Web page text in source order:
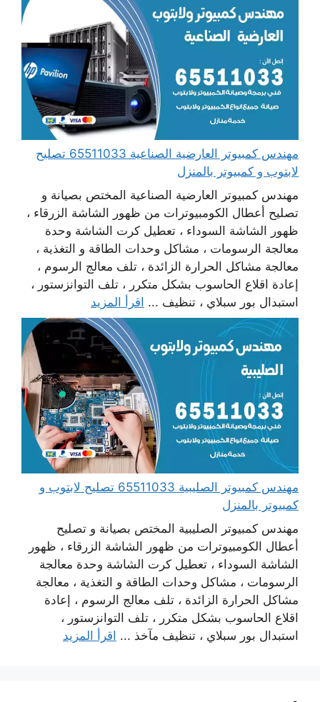
مهندس كمبيوتر العارضية الصناعية 65511033 تصليح
لابتوب و كمبيوتر بالمنزل
مهندس كمبيوتر العارضية الصناعية المختص بصيانة و
تصليح أعطال الكومبيوترات من ظهور الشاشة الزرقاء ،
ظهور الشاشة السوداء ، تعطيل كرت الشاشة وحدة
معالجة الرسومات ، مشاكل وحدات الطاقة و التغذية ،
معالجة مشاكل الحرارة الزائدة ، تلف معالج الرسوم ،
إعادة اقلاع الحاسوب بشكل متكرر ، تلف التوانزستور ،
استبدال بور سبلاي ، تنظيف ... اقرأ المزيد
مهندس كمبيوتر الصليبية 65511033 تصليح لابتوب و
كمبيوتر بالمنزل
مهندس كمبيوتر الصليبية المختص بصيانة و تصليح
أعطال الكومبيوترات من ظهور الشاشة الزرقاء ، ظهور
الشاشة السوداء ، تعطيل كرت الشاشة وحدة معالجة
الرسومات ، مشاكل وحدات الطاقة و التغذية ، معالجة
مشاكل الحرارة الزائدة ، تلف معالج الرسوم ، إعادة
اقلاع الحاسوب بشكل متكرر ، تلف التوانزستور ،
استبدال بور سبلاي ، تنظيف مآخذ ... اقرأ المزيد